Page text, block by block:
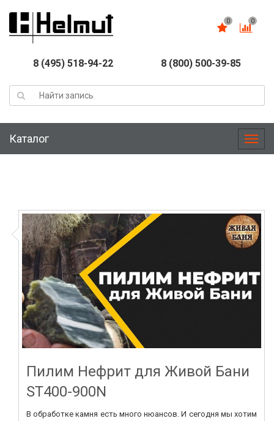
0 0
8 (495) 518-94-22 8 (800) 500-39-85
Меню
Каталог
Пилим Нефрит для Живой Бани
ST400-900N
В обработке камня есть много нюансов. И сегодня мы хотим